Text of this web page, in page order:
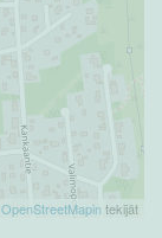
OpenStreetMapintekijät